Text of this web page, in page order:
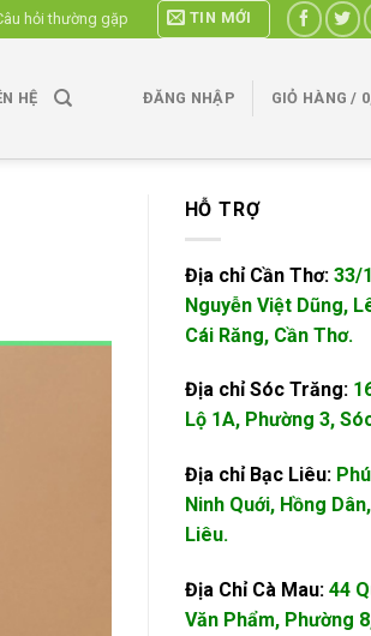
hỏi thường gặp TIN MỚI
HỆ ĐĂNG NHẬP GIỎ HÀNG /
HỖ TRỢ
Địa chỉ Cần Thơ: 33/1
Nguyễn Việt Dũng,
Cái Răng, Cần Thơ.
Địa chỉ Sóc Trăng:
Lộ 1A, Phường 3,
Địa chỉ Bạc Liêu:
Ninh Quới, Hồng
Liêu.
Địa Chỉ Cà Mau: 44
Văn Phẩm, Phường